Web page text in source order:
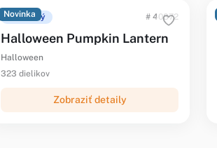
Novinka
Ohlásený # 40872
Halloween Pumpkin Lantern
Halloween
323 dielikov
Zobraziť detaily